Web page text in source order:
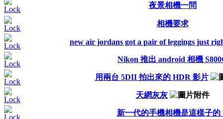
夜景相機一問
相機要求
new air jordans got a pair of leggings just
Nikon 推出 android 相機
用兩台 5DII 拍出來的 HDR 影片
天網灰灰
新一代的手機相機是這樣子的